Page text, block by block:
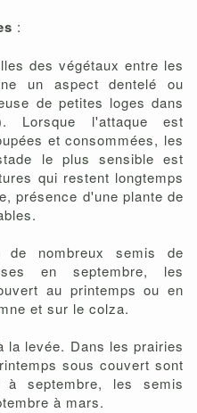
:
des végétaux entre les
un aspect dentelé ou
de petites loges dans
Lorsque l'attaque est
et consommées, les
le plus sensible est
qui restent longtemps
présence d'une plante de
de nombreux semis de
en septembre, les
au printemps ou en
et sur le colza.
la levée. Dans les prairies
sous couvert sont
septembre, les semis
à mars.